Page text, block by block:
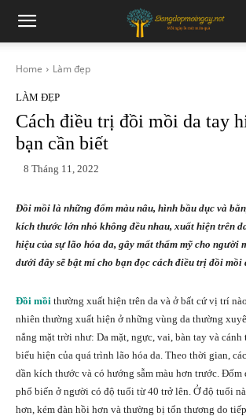
Home Làm đẹp
LÀM ĐẸP
Cách điều trị đồi mồi da tay
bạn cần biết
8 Tháng 11, 2022
Đồi mồi là những đốm màu nâu, hình bầu dục và
kích thước lớn nhỏ không đều nhau, xuất hiện trên
hiệu của sự lão hóa da, gây mất thẩm mỹ cho người
dưới đây sẽ bật mí cho bạn đọc cách điều trị đồi mồi
Đồi mồi thường xuất hiện trên da và ở bất cứ vị trí
nhiên thường xuất hiện ở những vùng da thường
nắng mặt trời như: Da mặt, ngực, vai, bàn tay và
biểu hiện của quá trình lão hóa da. Theo thời gian,
dần kích thước và có hướng sẫm màu hơn trước.
phổ biến ở người có độ tuổi từ 40 trở lên. Ở độ tuổi
hơn, kém đàn hồi hơn và thường bị tổn thương do